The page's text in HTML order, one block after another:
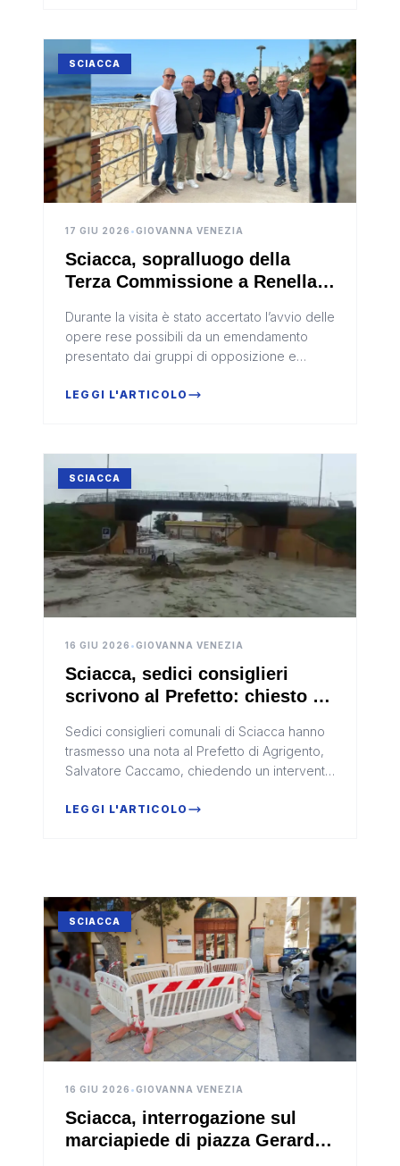
SCIACCA
17 GIU 2026 •GIOVANNA VENEZIA
Sciacca, sopralluogo della
Terza Commissione a Renella:
riqualificazione
Durante la visita è stato accertato l’avvio delle
opere rese possibili da un emendamento
presentato dai gruppi di opposizione e
comunale
LEGGI L'ARTICOLO
SCIACCA
16 GIU 2026 •GIOVANNA VENEZIA
Sciacca, sedici consiglieri
scrivono al Prefetto: chiesto un
protezione civile da 8,3 milioni
Sedici consiglieri comunali di Sciacca hanno
trasmesso una nota al Prefetto di Agrigento,
Salvatore Caccamo, chiedendo un intervento
protezione civile fin...
LEGGI L'ARTICOLO
SCIACCA
16 GIU 2026 •GIOVANNA VENEZIA
Sciacca, interrogazione sul
marciapiede di piazza Gerardo